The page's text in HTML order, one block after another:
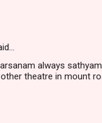
always
theatre in mount